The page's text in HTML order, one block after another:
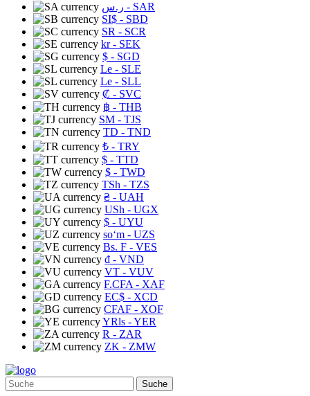
ر.س - SAR
SI$ - SBD
SR - SCR
kr- SEK
$ - SGD
Le - SLE
Le - SLL
₡ - SVC
฿ - THB
ЅМ - TJS
TD - TND
₺ - TRY
$ - TTD
$ - TWD
TSh - TZS
₴ - UAH
USh - UGX
$ - UYU
soʻm - UZS
Bs. F - VES
₫ - VND
VT - VUV
F.CFA - XAF
EC$ - XCD
CFAF - XOF
YRls - YER
R - ZAR
ZK - ZMW
Suche